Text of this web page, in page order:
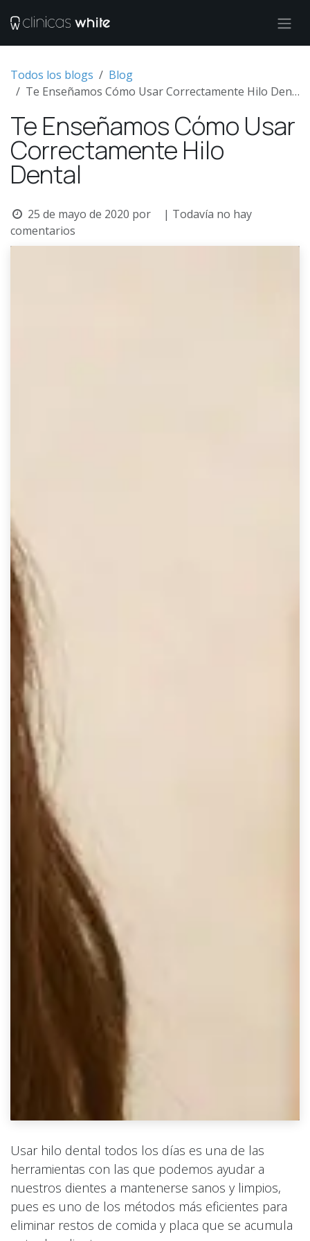
Todos los blogs
Blog
Te Enseñamos Cómo Usar Correctamente Hilo Dental
Te Enseñamos Cómo Usar
Correctamente Hilo
Dental
25 de mayo de 2020 por
| Todavía no hay
comentarios
Usar hilo dental todos los días es una de las
herramientas con las que podemos ayudar a
nuestros dientes a mantenerse sanos y limpios,
pues es uno de los métodos más eficientes para
eliminar restos de comida y placa que se acumula